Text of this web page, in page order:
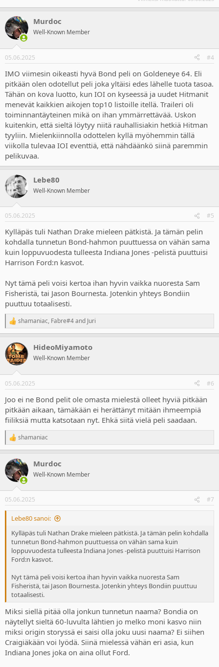
Murdoc
Well-Known Member
05.06.2025 #4
IMO viimesin oikeasti hyvä Bond peli on Goldeneye 64. Eli
pitkään olen odotellut peli joka yltäisi edes lähelle tuota tasoa.
Tähän on kova luotto, kun IOI on kyseessä ja uudet Hitmanit
menevät kaikkien aikojen top10 listoille itellä. Traileri oli
toiminnantäyteinen mikä on ihan ymmärrettävää. Uskon
kuitenkin, että sieltä löytyy niitä rauhallisiakin hetkiä Hitman
tyyliin. Mielenkiinnolla odottelen kyllä myöhemmin tällä
viikolla tulevaa IOI eventtiä, että nähdäänkö siinä paremmin
pelikuvaa.
Lebe80
Well-Known Member
05.06.2025 #5
Kylläpäs tuli Nathan Drake mieleen pätkistä. Ja tämän pelin
kohdalla tunnetun Bond-hahmon puuttuessa on vähän sama
kuin loppuvuodesta tulleesta Indiana Jones -pelistä puuttuisi
Harrison Ford:n kasvot.
Nyt tämä peli voisi kertoa ihan hyvin vaikka nuoresta Sam
Fisheristä, tai Jason Bournesta. Jotenkin yhteys Bondiin
puuttuu totaalisesti.
R
e
c
t
i
s
shamaniac, Fabre#4and Juri
HideoMiyamoto
Well-Known Member
05.06.2025 #6
Joo ei ne Bond pelit ole omasta mielestä olleet hyviä pitkään
pitkään aikaan, tämäkään ei herättänyt mitään ihmeempiä
fiiliksiä mutta katsotaan nyt. Ehkä siitä vielä peli saadaan.
R
e
c
t
i
s
:
shamaniac
Murdoc
Well-Known Member
05.06.2025 #7
Lebe80 sanoi:
Kylläpäs tuli Nathan Drake mieleen pätkistä. Ja tämän pelin kohdalla
tunnetun Bond-hahmon puuttuessa on vähän sama kuin
loppuvuodesta tulleesta Indiana Jones -pelistä puuttuisi Harrison
Ford:n kasvot.
Nyt tämä peli voisi kertoa ihan hyvin vaikka nuoresta Sam
Fisheristä, tai Jason Bournesta. Jotenkin yhteys Bondiin puuttuu
totaalisesti.
Miksi siellä pitää olla jonkun tunnetun naama? Bondia on
näytellyt sieltä 60-luvulta lähtien jo melko moni kasvo niin
miksi origin storyssä ei saisi olla joku uusi naama? Ei siihen
Craigiäkään voi lyödä. Siinä mielessä vähän eri asia, kun
Indiana Jones joka on aina ollut Ford.